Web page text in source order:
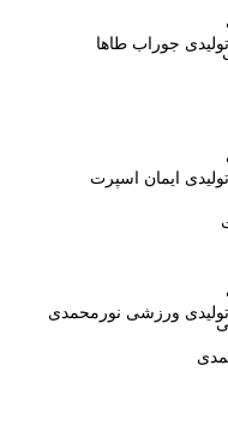
تولیدی جوراب طاها
تولیدی ایمان اسپرت
تولیدی ورزشی نورمحمدی